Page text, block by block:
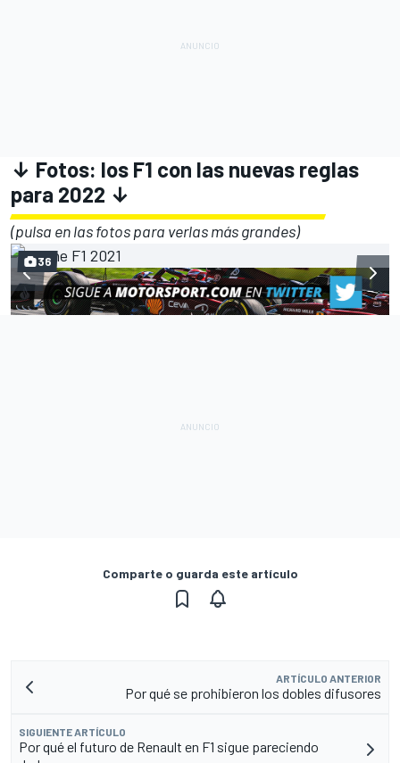
↓ Fotos: los F1 con las nuevas reglas
para 2022 ↓
(pulsa en las fotos para verlas más grandes)
36
Comparte o guarda este artículo
ARTÍCULO ANTERIOR
Por qué se prohibieron los dobles difusores
SIGUIENTE ARTÍCULO
Por qué el futuro de Renault en F1 sigue pareciendo